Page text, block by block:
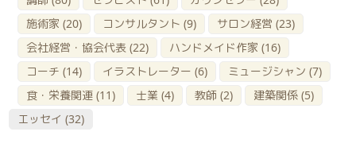
施術家 (20) コンサルタント (9) サロン経営 (23)
会社経営・協会代表 (22) ハンドメイド作家 (16)
コーチ (14) イラストレーター (6) ミュージシャン (7)
食・栄養関連 (11) 士業 (4) 教師 (2) 建築関係 (5)
エッセイ (32)